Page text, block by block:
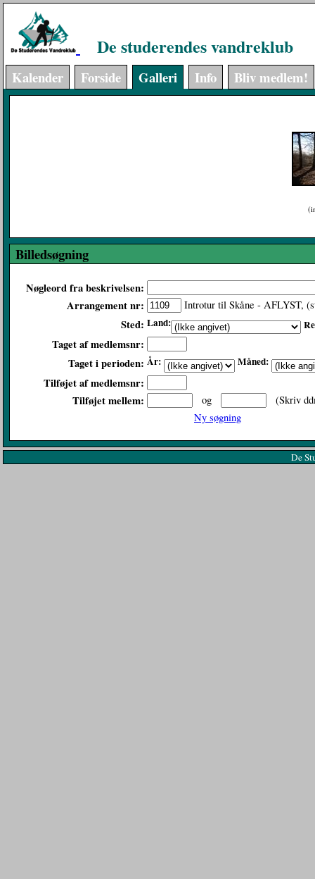
De studerendes vandreklub
Kalender Forside Galleri Info Bliv medlem!
Billedsøgning
Nøgleord fra beskrivelsen:
Arrangement nr:
Introtur til Skåne - AFLYST,
Sted: Land:
Taget af medlemsnr:
Taget i perioden: År: Måned:
Tilføjet af medlemsnr:
Tilføjet mellem:
og
(Skriv
Ny søgning
De